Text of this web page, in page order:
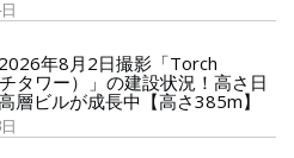
2026年8月2日撮影「Torch
タワー）」の建設状況！高さ日
層ビルが成長中【高さ385m】